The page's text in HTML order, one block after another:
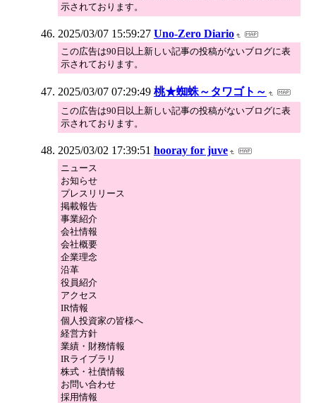
示されております。
2025/03/07 15:59:27 Uno-Zero Diario
この広告は90日以上新しい記事の投稿がないブログに表
示されております。
2025/03/07 07:29:49 桃★蜘蛛～タワゴト～
この広告は90日以上新しい記事の投稿がないブログに表
示されております。
2025/03/02 17:39:51 hooray for juve
ニュース
お知らせ
プレスリリース
掲載報告
事業紹介
会社情報
会社概要
企業理念
沿革
役員紹介
アクセス
IR情報
個人投資家の皆様へ
経営方針
業績・財務情報
IRライブラリ
株式・社債情報
お問い合わせ
採用情報